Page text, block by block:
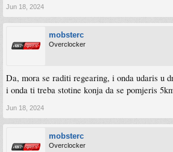
Jun 18, 2024
mobsterc
Overclocker
Da, mora se raditi regearing, i onda udaris u
i onda ti treba stotine konja da se pomjeris
Jun 18, 2024
mobsterc
Overclocker